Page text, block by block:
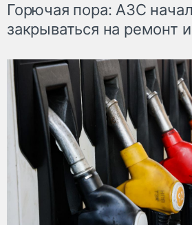
Горючая пора: АЗС
закрываться на ремонт